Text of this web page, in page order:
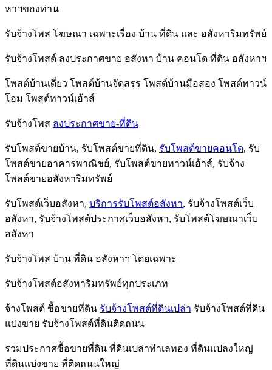
หาฯของท่าน
รับจ้างโพส โฆษณา เฉพาะเรื่อง บ้าน ที่ดิน และ อสังหาริมทรัพย์
รับจ้างโพสต์ ลงประกาศขาย อสังหา บ้าน คอนโด ที่ดิน อสังหาฯ
โพสต์บ้านเดี่ยว โพสต์บ้านจัดสรร โพสต์บ้านมือสอง โพสต์ทาวน์
โฮม โพสต์ทาวน์เฮ้าส์
รับจ้างโพส ลงประกาศขาย-ที่ดิน
รับโพสต์ขายบ้าน, รับโพสต์ขายที่ดิน, รับโพสต์ขายคอนโด, รับ
โพสต์ขายอาคารพาณิชย์, รับโพสต์ขายทาวน์เฮ้าส์, รับจ้าง
โพสต์ขายอสังหาริมทรัพย์
รับโพสต์เว็บอสังหา, บริการรับโพสต์อสังหา, รับจ้างโพสต์เว็บ
อสังหา, รับจ้างโพสต์ประกาศเว็บอสังหา, รับโพสต์โฆษณาเว็บ
อสังหา
รับจ้างโพส บ้าน ที่ดิน อสังหาฯ โดยเฉพาะ
รับจ้างโพสต์อสังหาริมทรัพย์ทุกประเภท
จ้างโพสต์ ซื้อขายที่ดิน รับจ้างโพสต์ที่ดินเปล่า รับจ้างโพสต์ที่ดิน
แบ่งขาย รับจ้างโพสต์ที่ดินติดถนน
รวมประกาศซื้อขายที่ดิน ที่ดินเปล่าทำเลทอง ที่ดินแปลงใหญ่
ที่ดินแบ่งขาย ที่ติดถนนใหญ่